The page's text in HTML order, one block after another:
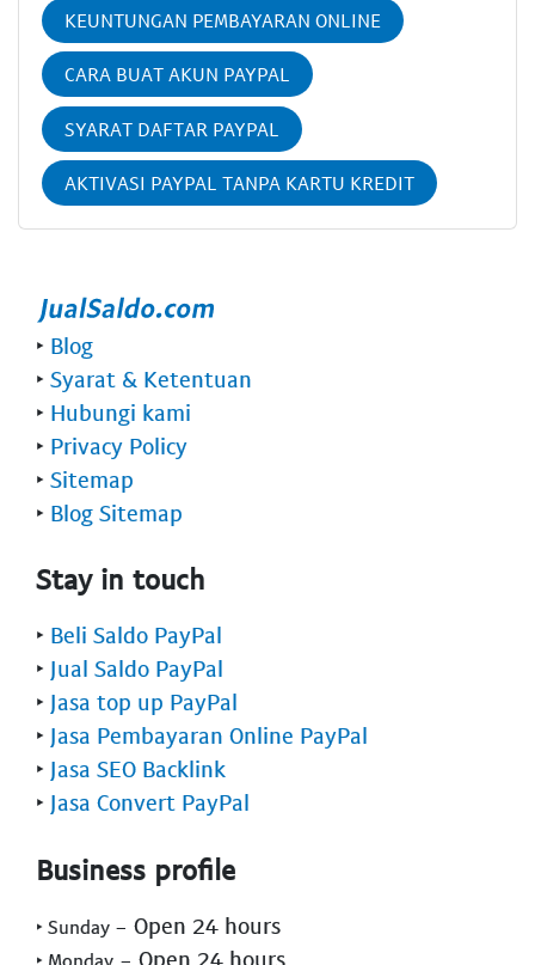
KEUNTUNGAN PEMBAYARAN ONLINE
CARA BUAT AKUN PAYPAL
SYARAT DAFTAR PAYPAL
AKTIVASI PAYPAL TANPA KARTU KREDIT
‣ Blog
‣ Syarat & Ketentuan
‣ Hubungi kami
‣ Privacy Policy
‣ Sitemap
‣ Blog Sitemap
Stay in touch
‣ Beli Saldo PayPal
‣ Jual Saldo PayPal
‣ Jasa top up PayPal
‣ Jasa Pembayaran Online PayPal
‣ Jasa SEO Backlink
‣ Jasa Convert PayPal
Business profile
‣ Sunday - Open 24 hours
‣ Monday - Open 24 hours